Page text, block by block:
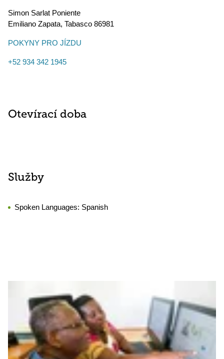
Simon Sarlat Poniente
Emiliano Zapata, Tabasco 86981
POKYNY PRO JÍZDU
+52 934 342 1945
Otevírací doba
Služby
Spoken Languages: Spanish